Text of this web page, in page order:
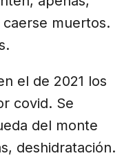
muertos.
el de 2021 los
covid. Se
del monte
deshidratación.